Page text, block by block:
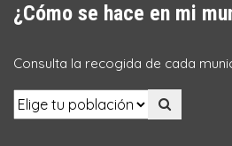
¿Cómo se hace en mi
Consulta la recogida de cada